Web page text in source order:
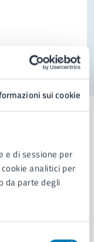
sui cookie
e di sessione per
analitici per
da parte degli